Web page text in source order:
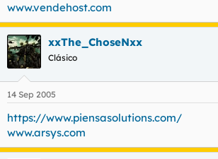
www.vendehost.com
xxThe_ChoseNxx
Clásico
14 Sep 2005
https://www.piensasolutions.com/
www.arsys.com